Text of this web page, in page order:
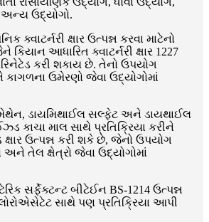
ઉદ્યોગો.
ક્વાટર્નરી ક્ષાર ઉત્પન્ન કરવા માટેનો
આધારિત ક્વાટર્નરી ક્ષાર 1227
કરી શકાય છે. તેનો ઉપયોગ
ઉમેરણો જેવા ઉદ્યોગોમાં
ડાયમિથાઈલ સલ્ફેટ અને ડાયથાઈલ
કાચા માલ સાથે પ્રતિક્રિયા કરીને
ક્ષાર ઉત્પન્ન કરી શકે છે, જેનો ઉપયોગ
અને તેલ ક્ષેત્રો જેવા ઉદ્યોગોમાં
સર્ફેક્ટન્ટ બીટેઈન BS-1214 ઉત્પન્ન
સાથે પણ પ્રતિક્રિયા આપી